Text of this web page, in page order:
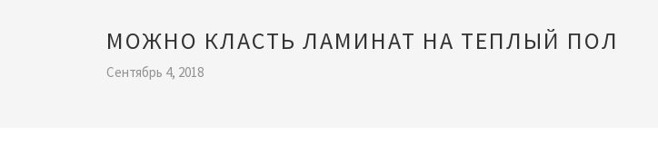
МОЖНО КЛАСТЬ ЛАМИНАТ НА ТЕПЛЫЙ ПОЛ
Сентябрь 4, 2018